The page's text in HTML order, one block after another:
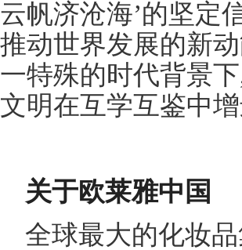
云帆济沧海’的坚定
推动世界发展的新
一特殊的时代背景
文明在互学互鉴中
关于欧莱雅中国
全球最大的化妆